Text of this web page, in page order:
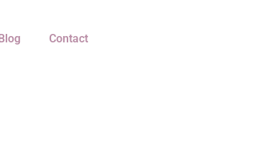
Contact